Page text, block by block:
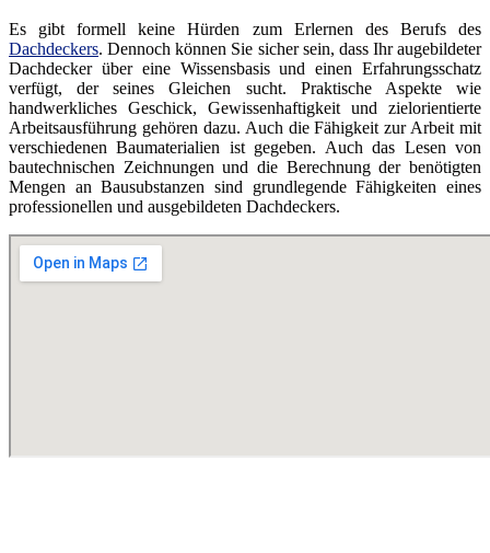
Es gibt formell keine Hürden zum Erlernen des Berufs des
Dachdeckers. Dennoch können Sie sicher sein, dass Ihr augebildeter
Dachdecker über eine Wissensbasis und einen Erfahrungsschatz
verfügt, der seines Gleichen sucht. Praktische Aspekte wie
handwerkliches Geschick, Gewissenhaftigkeit und zielorientierte
Arbeitsausführung gehören dazu. Auch die Fähigkeit zur Arbeit mit
verschiedenen Baumaterialien ist gegeben. Auch das Lesen von
bautechnischen Zeichnungen und die Berechnung der benötigten
Mengen an Bausubstanzen sind grundlegende Fähigkeiten eines
professionellen und ausgebildeten Dachdeckers.